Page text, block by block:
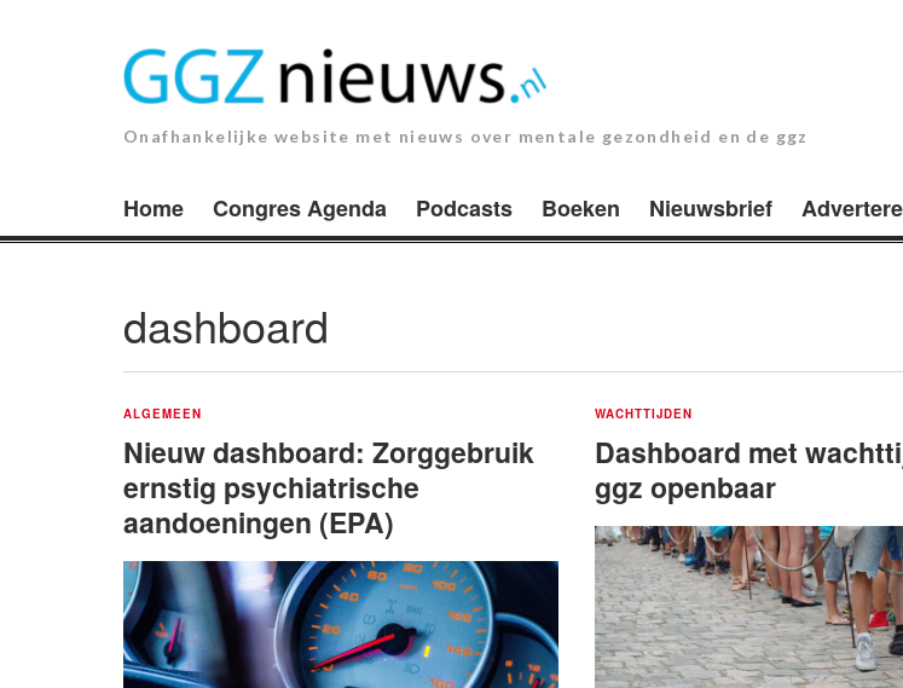
Onafhankelijke website met nieuws over mentale gezondheid en de ggz
Home Congres Agenda Podcasts Boeken Nieuwsbrief
dashboard
ALGEMEEN
Nieuw dashboard: Zorggebruik
ernstig psychiatrische
aandoeningen (EPA)
WACHTTIJDEN
Dashboard met
ggz openbaar